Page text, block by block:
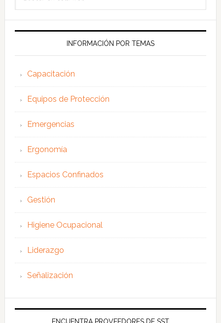
web
INFORMACIÓN POR TEMAS
Capacitación
Equipos de Protección
Emergencias
Ergonomía
Espacios Confinados
Gestión
Higiene Ocupacional
Liderazgo
Señalización
ENCUENTRA PROVEEDORES DE SST